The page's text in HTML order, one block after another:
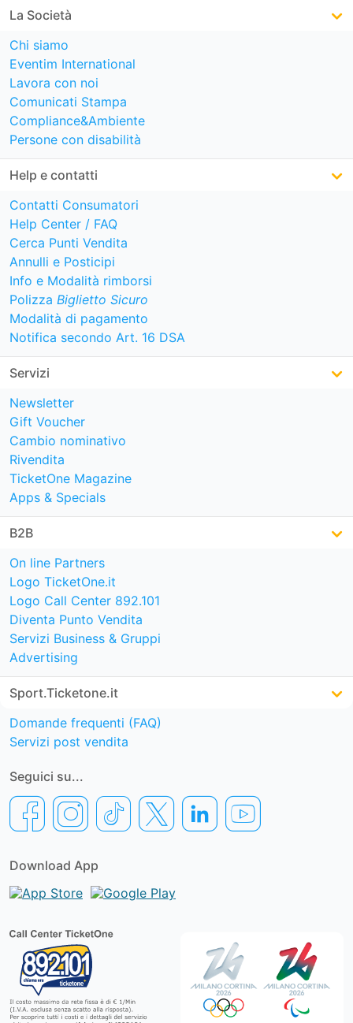
La Società
Chi siamo
Eventim International
Lavora con noi
Comunicati Stampa
Compliance&Ambiente
Persone con disabilità
Help e contatti
Contatti Consumatori
Help Center / FAQ
Cerca Punti Vendita
Annulli e Posticipi
Info e Modalità rimborsi
Polizza Biglietto Sicuro
Modalità di pagamento
Notifica secondo Art. 16 DSA
Servizi
Newsletter
Gift Voucher
Cambio nominativo
Rivendita
TicketOne Magazine
Apps & Specials
B2B
On line Partners
Logo TicketOne.it
Logo Call Center 892.101
Diventa Punto Vendita
Servizi Business & Gruppi
Advertising
Sport.Ticketone.it
Domande frequenti (FAQ)
Servizi post vendita
Seguici su...
Download App